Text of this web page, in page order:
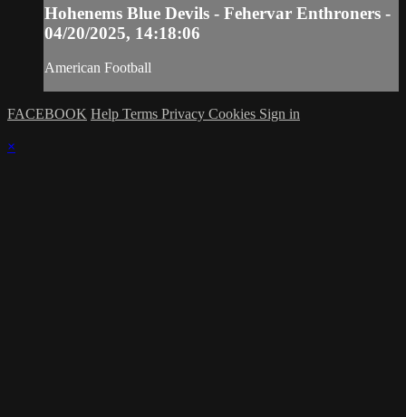
Hohenems Blue Devils - Fehervar Enthroners -
04/20/2025, 14:18:06
American Football
FACEBOOK Help Terms Privacy Cookies Sign in
×